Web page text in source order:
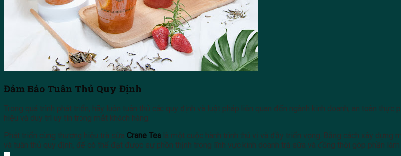
Đảm Bảo Tuân Thủ Quy Định
Trong quá trình phát triển, hãy luôn tuân thủ các quy định và luật pháp liên quan đến ngành kinh doanh, an toàn
hiệu và duy trì uy tín trong mắt khách hàng.
Phát triển cùng thương hiệu trà sữa Crane Tea là một cuộc hành trình thú vị và đầy triển vọng. Bằng cách xây dựng
và tuân thủ quy định, để có thể đạt được sự phồn thịnh trong lĩnh vực kinh doanh trà sữa và đồng thời góp phần